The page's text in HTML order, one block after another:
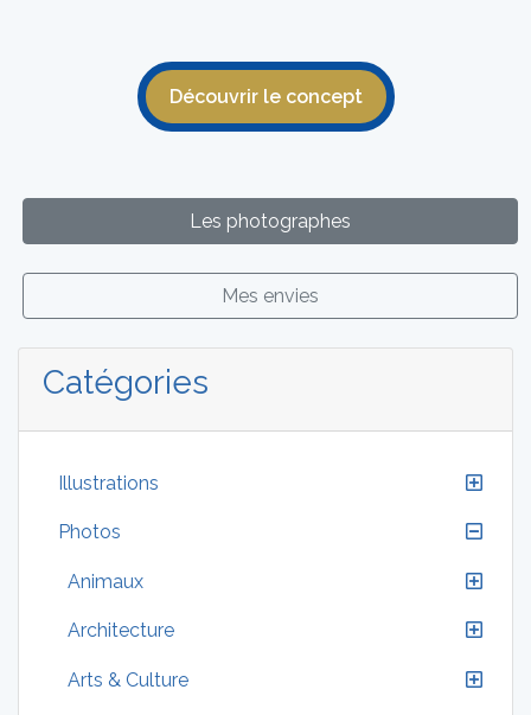
Découvrir le concept
Les photographes
Mes envies
Catégories
Illustrations
Photos
Animaux
Architecture
Arts & Culture